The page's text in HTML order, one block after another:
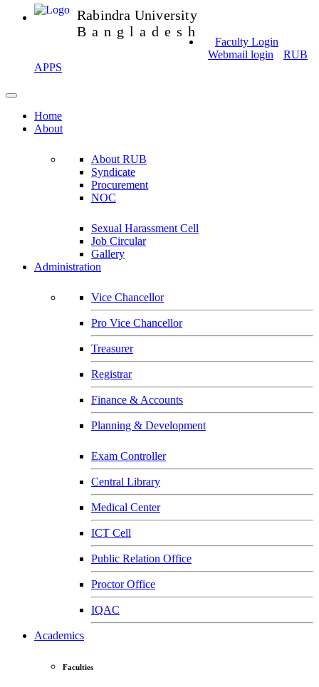
Rabindra University
Bangladesh
Faculty Login
Webmail login
RUB
APPS
Home
About
About RUB
Syndicate
Procurement
NOC
Sexual Harassment Cell
Job Circular
Gallery
Administration
Vice Chancellor
Pro Vice Chancellor
Treasurer
Registrar
Finance & Accounts
Planning & Development
Exam Controller
Central Library
Medical Center
ICT Cell
Public Relation Office
Proctor Office
IQAC
Academics
Faculties